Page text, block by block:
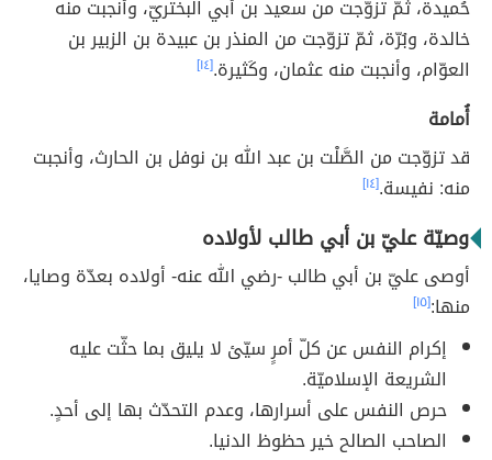
حُميدة، ثمّ تزوّجت من سعيد بن أبي البختريّ، وأنجبت منه
خالدة، وبُرّة، ثمّ تزوّجت من المنذر بن عبيدة بن الزبير بن
العوّام، وأنجبت منه عثمان، وكَثيرة.[١٤]
أُمامة
قد تزوّجت من الصَّلْت بن عبد الله بن نوفل بن الحارث، وأنجبت
منه: نفيسة.[١٤]
وصيّة عليّ بن أبي طالب لأولاده
أوصى عليّ بن أبي طالب -رضي الله عنه- أولاده بعدّة وصايا،
منها:[١٥]
إكرام النفس عن كلّ أمرٍ سيّئ لا يليق بما حثّت عليه
الشريعة الإسلاميّة.
حرص النفس على أسرارها، وعدم التحدّث بها إلى أحدٍ.
الصاحب الصالح خير حظوظ الدنيا.